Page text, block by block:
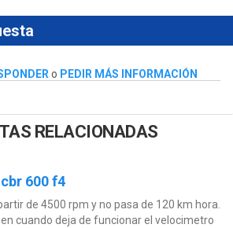
o PEDIR MÁS INFORMACIÓN
RELACIONADAS
600 f4
de 4500 rpm y no pasa de 120 km hora.
en cuando deja de funcionar el velocimetro